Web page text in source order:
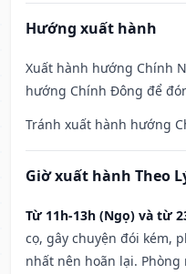
Hướng xuất hành
Xuất hành hướng Chính
hướng Chính Đông để
Tránh xuất hành hướng
Giờ xuất hành Theo
Từ 11h-13h (Ngọ) và từ
cọ, gây chuyện đói kém,
nhất nên hoãn lại.